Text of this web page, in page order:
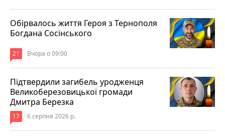
Обірвалось життя Героя з Тернополя
Богдана Сосінського
21 Вчора о 09:00
Підтвердили загибель уродженця
Великоберезовицької громади
Дмитра Березка
17 6 серпня 2026 р.